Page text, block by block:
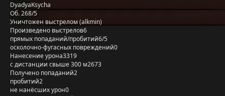
DyadyaKsycha
Об. 268/5
Уничтожен выстрелом (alkmin)
Произведено выстрелов6
прямых попаданий/пробитий6/5
осколочно-фугасных повреждений0
Нанесение урона3319
с дистанции свыше 300 м2673
Получено попаданий2
пробитий2
не нанёсших урон0